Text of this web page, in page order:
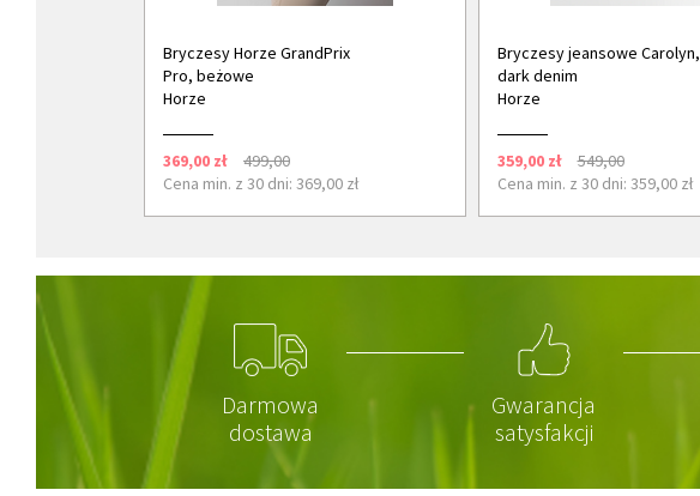
Bryczesy Horze GrandPrix
Pro, beżowe
Horze
369,00 zł
499,00
Cena min. z 30 dni: 369,00 zł
Bryczesy jeansowe Carolyn,
dark denim
Horze
359,00 zł
549,00
Cena min. z 30 dni: 359,00 zł
Darmowa
dostawa
Gwarancja
satysfakcji